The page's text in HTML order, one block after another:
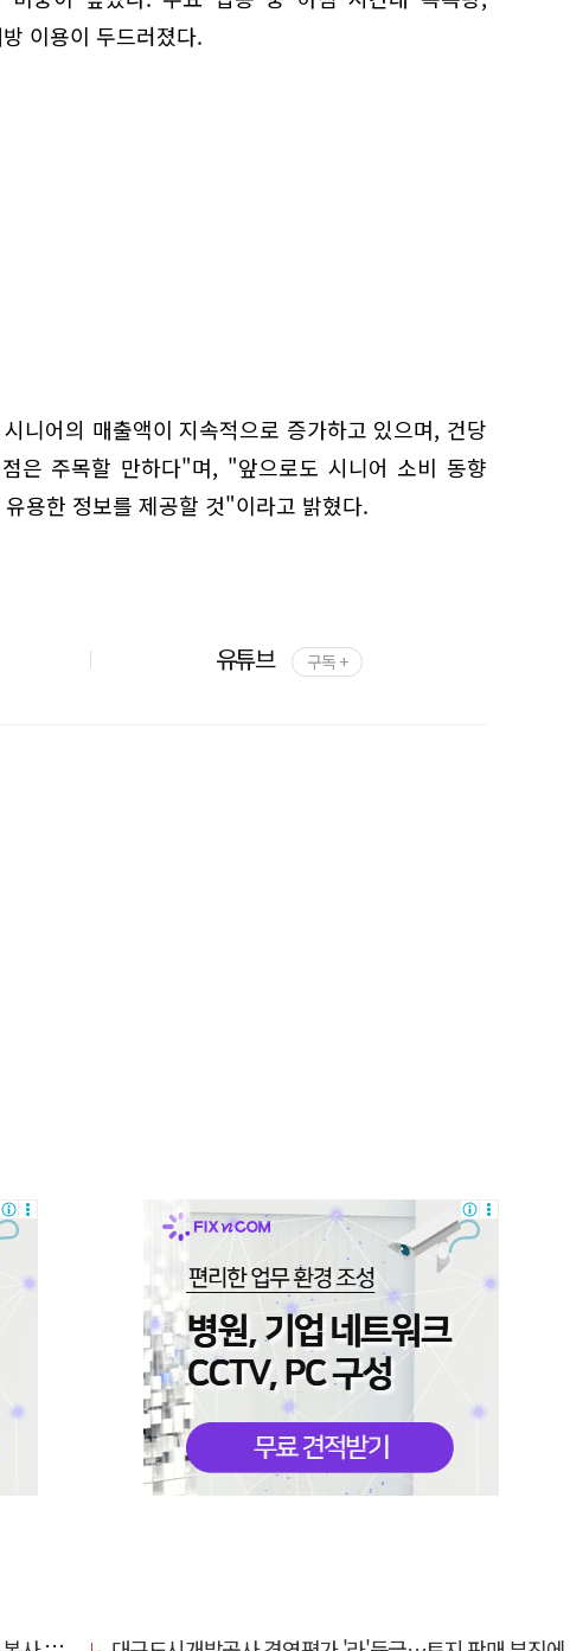
이용이 두드러졌다.
니어의 매출액이 지속적으로 증가하고 있으며, 건당
은 주목할 만하다"며, "앞으로도 시니어 소비 동향
용한 정보를 제공할 것"이라고 밝혔다.
유튜브 구독 +